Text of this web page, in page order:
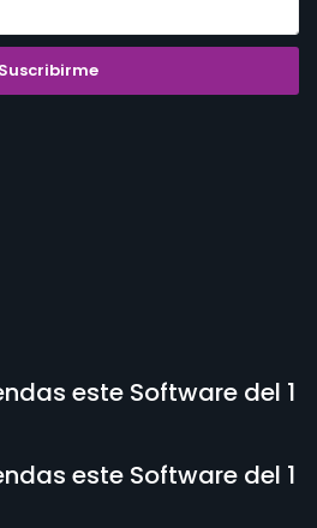
este Software del 1
este Software del 1